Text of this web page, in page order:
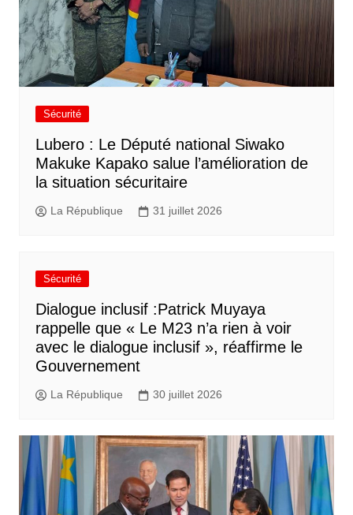
Sécurité
Lubero : Le Député national Siwako
Makuke Kapako salue l’amélioration de
la situation sécuritaire
La République 31 juillet 2026
Sécurité
Dialogue inclusif :Patrick Muyaya
rappelle que « Le M23 n’a rien à voir
avec le dialogue inclusif », réaffirme le
Gouvernement
La République 30 juillet 2026